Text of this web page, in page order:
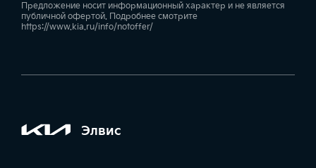
Предложение носит информационный характер и не является
публичной офертой. Подробнее смотрите
https://www.kia.ru/info/notoffer/
Элвис